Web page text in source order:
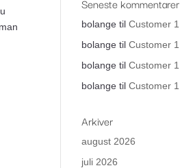
Seneste kommentarer
bolange tilCustomer 1
bolange tilCustomer 1
bolange tilCustomer 1
bolange tilCustomer 1
Arkiver
august 2026
juli 2026